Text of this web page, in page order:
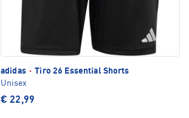
adidas · Tiro 26 Essential Shorts
Unisex
€ 22,99